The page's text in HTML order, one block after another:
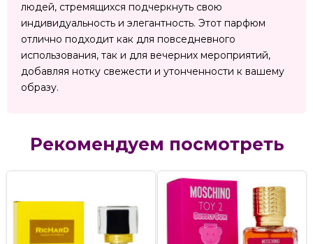
людей, стремящихся подчеркнуть свою
индивидуальность и элегантность. Этот парфюм
отлично подходит как для повседневного
использования, так и для вечерних мероприятий,
добавляя нотку свежести и утонченности к вашему
образу.
Рекомендуем посмотреть